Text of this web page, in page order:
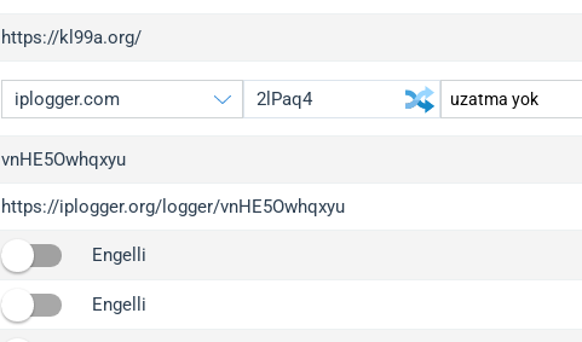
https://kl99a.org/
iplogger.org
wl.gl
ed.tc
vnHE5Owhqxyu
https://iplogger.org/logger/vnHE5Owhqxyu
Engelli
Engelli